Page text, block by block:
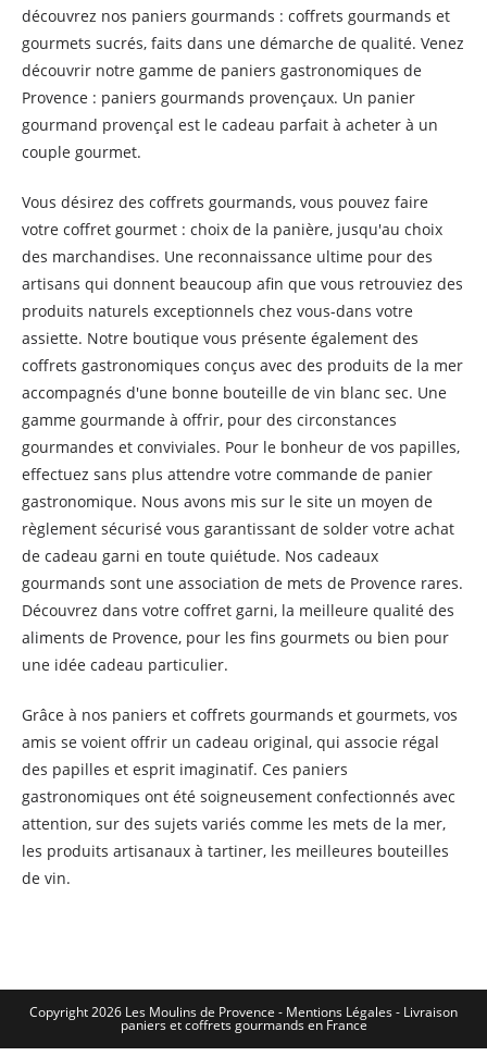
découvrez nos paniers gourmands : coffrets gourmands et
gourmets sucrés, faits dans une démarche de qualité. Venez
découvrir notre gamme de paniers gastronomiques de
Provence : paniers gourmands provençaux. Un panier
gourmand provençal est le cadeau parfait à acheter à un
couple gourmet.
Vous désirez des coffrets gourmands, vous pouvez faire
votre coffret gourmet : choix de la panière, jusqu'au choix
des marchandises. Une reconnaissance ultime pour des
artisans qui donnent beaucoup afin que vous retrouviez des
produits naturels exceptionnels chez vous-dans votre
assiette. Notre boutique vous présente également des
coffrets gastronomiques conçus avec des produits de la mer
accompagnés d'une bonne bouteille de vin blanc sec. Une
gamme gourmande à offrir, pour des circonstances
gourmandes et conviviales. Pour le bonheur de vos papilles,
effectuez sans plus attendre votre commande de panier
gastronomique. Nous avons mis sur le site un moyen de
règlement sécurisé vous garantissant de solder votre achat
de cadeau garni en toute quiétude. Nos cadeaux
gourmands sont une association de mets de Provence rares.
Découvrez dans votre coffret garni, la meilleure qualité des
aliments de Provence, pour les fins gourmets ou bien pour
une idée cadeau particulier.
Grâce à nos paniers et coffrets gourmands et gourmets, vos
amis se voient offrir un cadeau original, qui associe régal
des papilles et esprit imaginatif. Ces paniers
gastronomiques ont été soigneusement confectionnés avec
attention, sur des sujets variés comme les mets de la mer,
les produits artisanaux à tartiner, les meilleures bouteilles
de vin.
Copyright 2026 Les Moulins de Provence - Mentions Légales - Livraison
paniers et coffrets gourmands en France